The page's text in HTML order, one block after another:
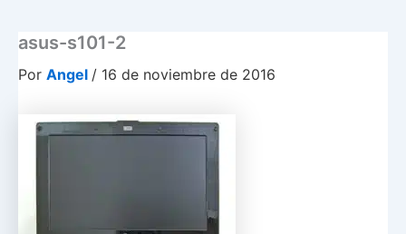
asus-s101-2
Por Angel / 16 de noviembre de 2016